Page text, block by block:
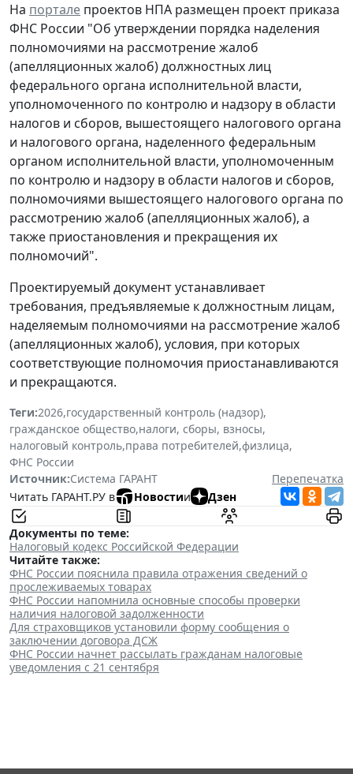
На портале проектов НПА размещен проект приказа
ФНС России "Об утверждении порядка наделения
полномочиями на рассмотрение жалоб
(апелляционных жалоб) должностных лиц
федерального органа исполнительной власти,
уполномоченного по контролю и надзору в области
налогов и сборов, вышестоящего налогового органа
и налогового органа, наделенного федеральным
органом исполнительной власти, уполномоченным
по контролю и надзору в области налогов и сборов,
полномочиями вышестоящего налогового органа по
рассмотрению жалоб (апелляционных жалоб), а
также приостановления и прекращения их
полномочий".
Проектируемый документ устанавливает
требования, предъявляемые к должностным лицам,
наделяемым полномочиями на рассмотрение жалоб
(апелляционных жалоб), условия, при которых
соответствующие полномочия приостанавливаются
и прекращаются.
Теги:2026,государственный контроль (надзор),
гражданское общество,налоги, сборы, взносы,
налоговый контроль,права потребителей,физлица,
ФНС России
Источник:Система ГАРАНТ
Перепечатка
Читать ГАРАНТ.РУ в
Новостии Дзен
Документы по теме:
Налоговый кодекс Российской Федерации
Читайте также:
ФНС России пояснила правила отражения сведений о
прослеживаемых товарах
ФНС России напомнила основные способы проверки
наличия налоговой задолженности
Для страховщиков установили форму сообщения о
заключении договора ДСЖ
ФНС России начнет рассылать гражданам налоговые
уведомления с 21 сентября